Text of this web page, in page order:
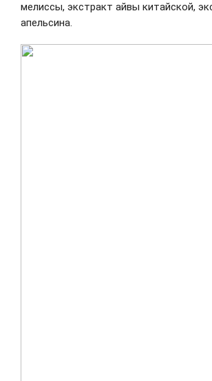
мелиссы, экстракт айвы китайской,
апельсина.